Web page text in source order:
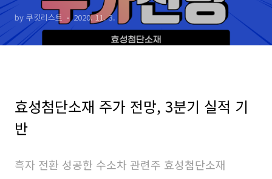
by 쿠킷리스트 2020. 11. 3.
효성첨단소재 주가 전망, 3분기 실적 기
반
흑자 전환 성공한 수소차 관련주 효성첨단소재